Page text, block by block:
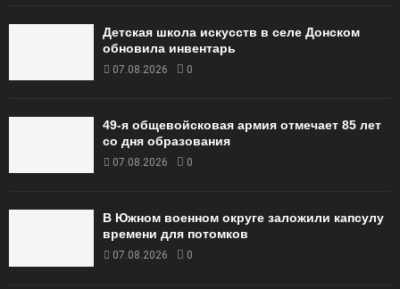
Детская школа искусств в селе Донском
обновила инвентарь
07.08.2026 0
49‑я общевойсковая армия отмечает 85 лет
со дня образования
07.08.2026 0
В Южном военном округе заложили капсулу
времени для потомков
07.08.2026 0